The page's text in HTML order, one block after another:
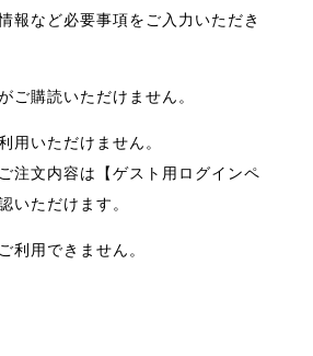
報など必要事項をご入力いただき
ご購読いただけません。
用いただけません。
注文内容は【ゲスト用ログインペ
いただけます。
利用できません。